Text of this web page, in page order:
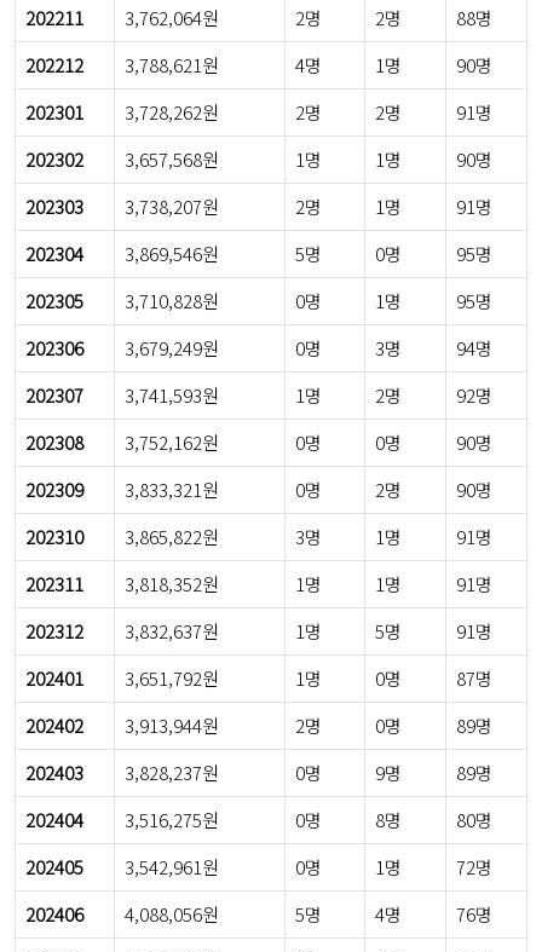
202211 3,762,064원 2명 2명
88명
202212
3,788,621원 4명 1명
90명
202301
3,728,262원 2명 2명
91명
202302
3,657,568원 1명 1명
90명
202303
3,738,207원 2명 1명
91명
202304
3,869,546원 5명 0명
95명
202305
3,710,828원 0명 1명
95명
202306
3,679,249원 0명 3명
94명
202307
3,741,593원 1명 2명
92명
202308
3,752,162원 0명 0명
90명
202309
3,833,321원 0명 2명
90명
202310
3,865,822원 3명 1명
91명
202311
3,818,352원 1명 1명
91명
202312
3,832,637원 1명 5명
91명
202401
3,651,792원 1명 0명
87명
202402
3,913,944원 2명 0명
89명
202403
3,828,237원 0명 9명
89명
202404
3,516,275원 0명 8명
80명
202405
3,542,961원 0명 1명
72명
202406
4,088,056원 5명 4명
76명